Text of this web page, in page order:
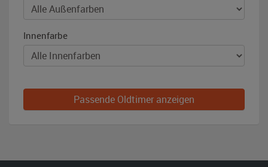
Innenfarbe
Passende Oldtimer anzeigen